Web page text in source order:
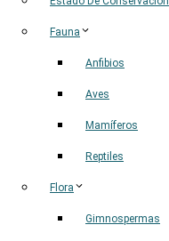
Fauna
Anfibios
Aves
Mamíferos
Reptiles
Flora
Gimnospermas